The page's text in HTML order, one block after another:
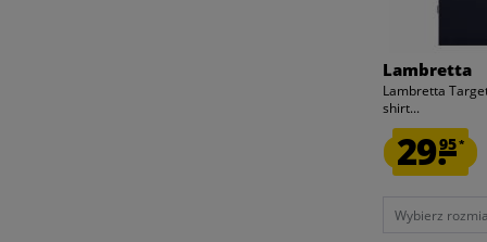
Lambretta
Lambretta
shirt...
29.95*
Wybierz